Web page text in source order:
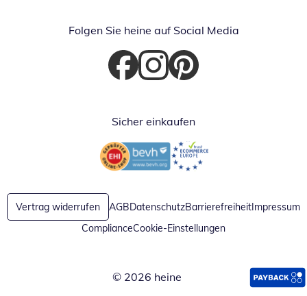
Folgen Sie heine auf Social Media
Öffnet in neuem Fenster
Öffnet in neuem Fenster
Öffnet in neuem Fenster
Sicher einkaufen
Öffnet in neuem FensterÖffnet in neuem Fenster
Vertrag widerrufen AGBDatenschutzBarrierefreiheitImpressum
ComplianceCookie-Einstellungen
© 2026 heine